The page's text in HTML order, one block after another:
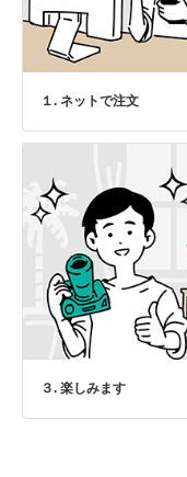
１. ネットで注文
３. 楽しみます